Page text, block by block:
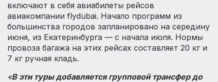
включают в себя авиабилеты рейсов
авиакомпании flydubai. Начало программ из
большинства городов запланировано на середину
июня, из Екатеринбурга — с начала июля. Нормы
провоза багажа на этих рейсах составляет 20 кг и
7 кг ручная кладь.
«В эти туры добавляется групповой трансфер до